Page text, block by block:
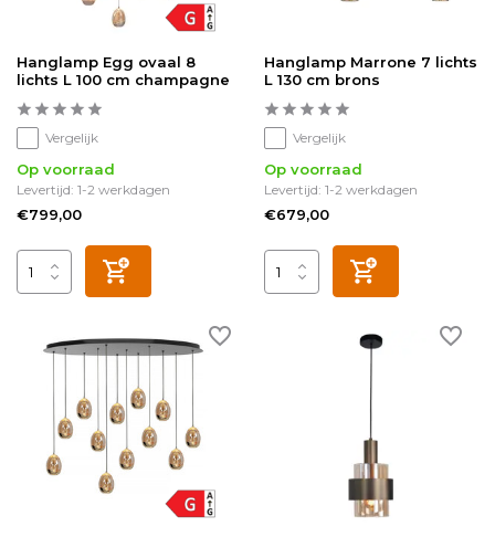
Hanglamp Egg ovaal 8
lichts L 100 cm champagne
Vergelijk
Op voorraad
Levertijd: 1-2 werkdagen
€799,00
Hanglamp Marrone 7 lichts
L 130 cm brons
Vergelijk
Op voorraad
Levertijd: 1-2 werkdagen
€679,00